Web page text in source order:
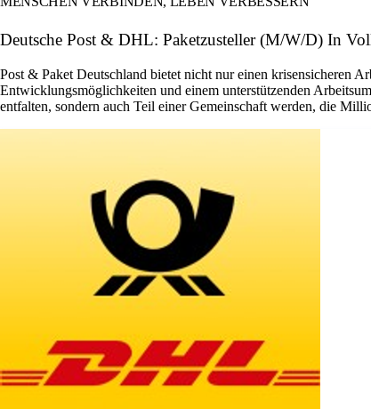
Deutsche Post & DHL: Paketzusteller (M/W/D) In
Post & Paket Deutschland bietet nicht nur einen krisensicheren
Entwicklungsmöglichkeiten und einem unterstützenden
entfalten, sondern auch Teil einer Gemeinschaft werden, die